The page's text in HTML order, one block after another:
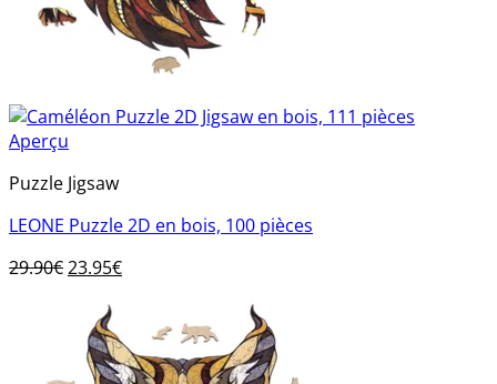
Aperçu
Puzzle Jigsaw
LEONE Puzzle 2D en bois, 100 pièces
29.90€ Le
initial
était :
29.90€.
23.95€Le
est :
23.95€.